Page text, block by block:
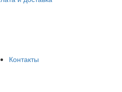
Контакты